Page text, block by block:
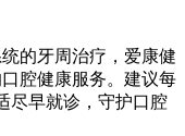
的牙周治疗，爱康健
腔健康服务。建议每
尽早就诊，守护口腔